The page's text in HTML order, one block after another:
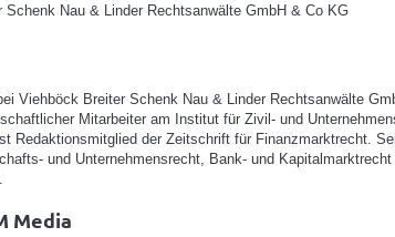
Schenk Nau & Linder Rechtsanwälte GmbH & Co KG
Viehböck Breiter Schenk Nau & Linder Rechtsanwälte
Mitarbeiter am Institut für Zivil- und
Redaktionsmitglied der Zeitschrift für Finanzmarktrecht.
und Unternehmensrecht, Bank- und Kapitalmarktrecht
Media